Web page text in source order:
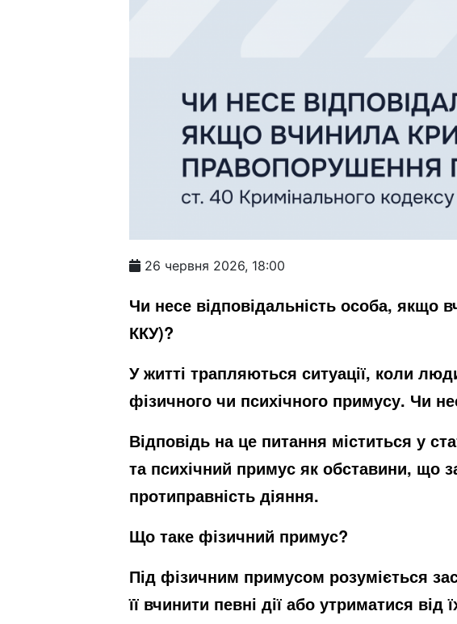
26 червня 2026, 18:00
Чи несе відповідальність особа, якщо
ККУ)?
У житті трапляються ситуації, коли
фізичного чи психічного примусу. Чи
Відповідь на це питання міститься у
та психічний примус як обставини, що
протиправність діяння.
Що таке фізичний примус?
Під фізичним примусом розуміється
її вчинити певні дії або утриматися